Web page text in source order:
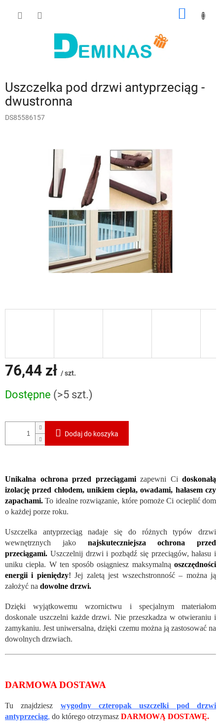
Uszczelka pod drzwi antyprzeciąg -
dwustronna
DS85586157
76,44 zł / szt.
jednostkowa:
Dostępne (>5 szt.)
Dodaj do koszyka
Unikalna ochrona przed przeciągami zapewni Ci doskonałą
izolację przed chłodem, unikiem ciepła, owadami, hałasem czy
zapachami. To idealne rozwiązanie, które pomoże Ci ocieplić dom
o każdej porze roku.
Uszczelka antyprzeciąg nadaje się do różnych typów drzwi
wewnętrznych jako najskuteczniejsza ochrona przed
przeciągami. Uszczelnij drzwi i pozbądź się przeciągów, hałasu i
uniku ciepła. W ten sposób osiągniesz maksymalną oszczędności
energii i pieniędzy! Jej zaletą jest wszechstronność – można ją
założyć na dowolne drzwi.
Dzięki wyjątkowemu wzornictwu i specjalnym materiałom
doskonale uszczelni każde drzwi. Nie przeszkadza w otwieraniu i
zamykaniu. Jest uniwersalna, dzięki czemu można ją zastosować na
dowolnych drzwiach.
DARMOWA DOSTAWA
Tu znajdziesz wygodny czteropak uszczelki pod drzwi
antyprzeciąg, do którego otrzymasz DARMOWĄ DOSTAWĘ.